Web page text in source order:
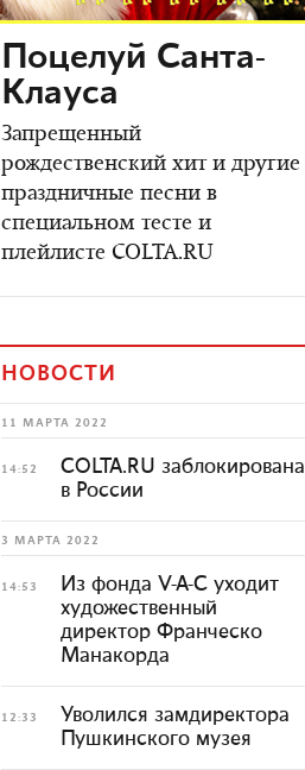
Поцелуй Санта-
Клауса
Запрещенный
рождественский хит и другие
праздничные песни в
специальном тесте и
плейлисте COLTA.RU
НОВОСТИ
11 МАРТА 2022
14:52
COLTA.RU заблокирована
в России
3 МАРТА 2022
14:53
Из фонда V-A-C уходит
художественный
директор Франческо
Манакорда
12:33
Уволился замдиректора
Пушкинского музея